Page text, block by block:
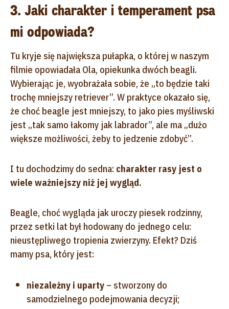
3. Jaki charakter i temperament psa
mi odpowiada?
Tu kryje się największa pułapka, o której w naszym
filmie opowiadała Ola, opiekunka dwóch beagli.
Wybierając je, wyobrażała sobie, że „to będzie taki
trochę mniejszy retriever”. W praktyce okazało się,
że choć beagle jest mniejszy, to jako pies myśliwski
jest „tak samo łakomy jak labrador”, ale ma „dużo
większe możliwości, żeby to jedzenie zdobyć”.
I tu dochodzimy do sedna: charakter rasy jest o
wiele ważniejszy niż jej wygląd.
Beagle, choć wygląda jak uroczy piesek rodzinny,
przez setki lat był hodowany do jednego celu:
nieustępliwego tropienia zwierzyny. Efekt? Dziś
mamy psa, który jest:
niezależny i uparty – stworzony do
samodzielnego podejmowania decyzji;